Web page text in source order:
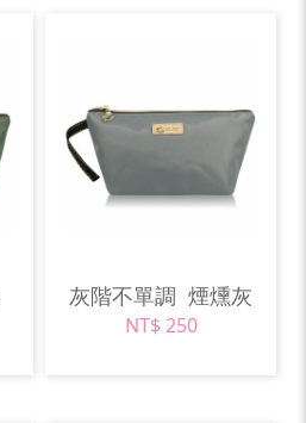
灰階不單調 煙燻灰
NT$ 250